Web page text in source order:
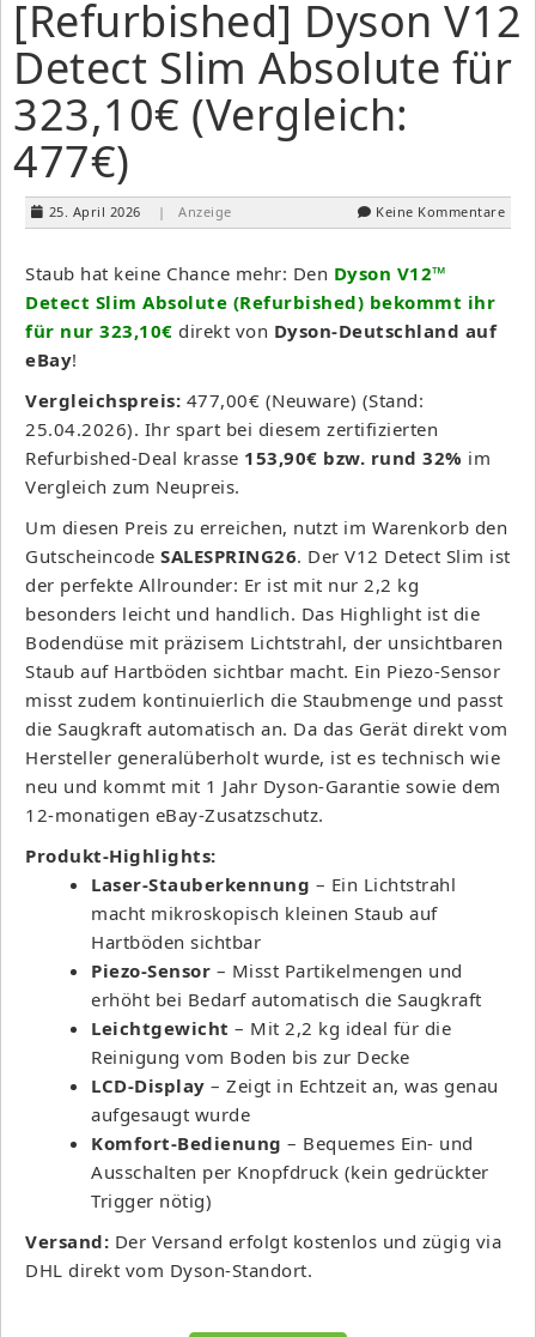
[Refurbished] Dyson V12
Detect Slim Absolute für
323,10€ (Vergleich:
477€)
25. April 2026 | Anzeige Keine Kommentare
Staub hat keine Chance mehr: Den Dyson V12™
Detect Slim Absolute (Refurbished) bekommt ihr
für nur 323,10€ direkt von Dyson-Deutschland auf
eBay!
Vergleichspreis: 477,00€ (Neuware) (Stand:
25.04.2026). Ihr spart bei diesem zertifizierten
Refurbished-Deal krasse 153,90€ bzw. rund 32% im
Vergleich zum Neupreis.
Um diesen Preis zu erreichen, nutzt im Warenkorb den
Gutscheincode SALESPRING26. Der V12 Detect Slim ist
der perfekte Allrounder: Er ist mit nur 2,2 kg
besonders leicht und handlich. Das Highlight ist die
Bodendüse mit präzisem Lichtstrahl, der unsichtbaren
Staub auf Hartböden sichtbar macht. Ein Piezo-Sensor
misst zudem kontinuierlich die Staubmenge und passt
die Saugkraft automatisch an. Da das Gerät direkt vom
Hersteller generalüberholt wurde, ist es technisch wie
neu und kommt mit 1 Jahr Dyson-Garantie sowie dem
12-monatigen eBay-Zusatzschutz.
Produkt-Highlights:
Laser-Stauberkennung – Ein Lichtstrahl
macht mikroskopisch kleinen Staub auf
Hartböden sichtbar
Piezo-Sensor – Misst Partikelmengen und
erhöht bei Bedarf automatisch die Saugkraft
Leichtgewicht – Mit 2,2 kg ideal für die
Reinigung vom Boden bis zur Decke
LCD-Display – Zeigt in Echtzeit an, was genau
aufgesaugt wurde
Komfort-Bedienung – Bequemes Ein- und
Ausschalten per Knopfdruck (kein gedrückter
Trigger nötig)
Versand: Der Versand erfolgt kostenlos und zügig via
DHL direkt vom Dyson-Standort.